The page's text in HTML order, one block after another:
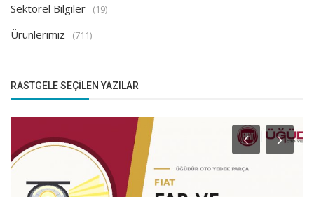
Sektörel Bilgiler (19)
Ürünlerimiz (711)
RASTGELE SEÇILEN YAZILAR